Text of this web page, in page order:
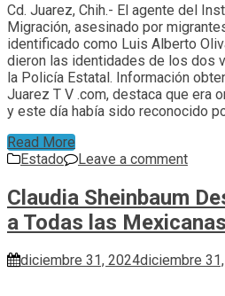
Cd. Juarez, Chih.- El agente del
Migración, asesinado por
identificado como Luis Alberto
dieron las identidades de los dos
la Policía Estatal. Información
Juarez T V .com, destaca que era
y este día había sido reconocido
Read More
Estado
Leave a comment
Claudia Sheinbaum
a Todas las
diciembre 31, 2024diciembre